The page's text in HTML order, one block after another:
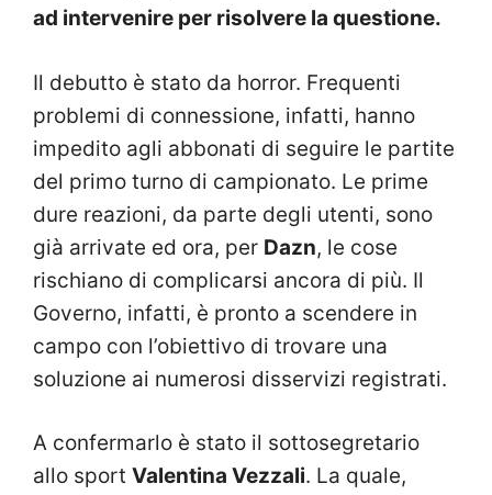
ad intervenire per risolvere la questione.
Il debutto è stato da horror. Frequenti
problemi di connessione, infatti, hanno
impedito agli abbonati di seguire le partite
del primo turno di campionato. Le prime
dure reazioni, da parte degli utenti, sono
già arrivate ed ora, per Dazn, le cose
rischiano di complicarsi ancora di più. Il
Governo, infatti, è pronto a scendere in
campo con l’obiettivo di trovare una
soluzione ai numerosi disservizi registrati.
A confermarlo è stato il sottosegretario
allo sport Valentina Vezzali. La quale,